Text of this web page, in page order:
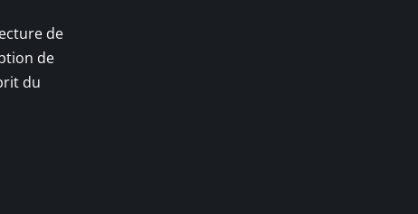
de
de
du